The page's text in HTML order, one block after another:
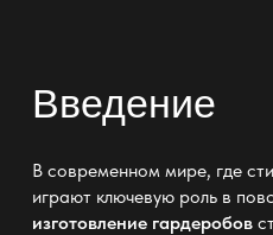
Введение
В современном мире, где
играют ключевую роль в
изготовление гардеробов